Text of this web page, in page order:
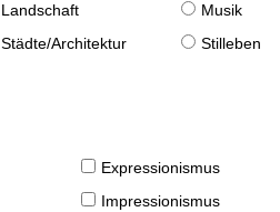
Landschaft Musik
Städte/Architektur Stilleben
Expressionismus
Impressionismus